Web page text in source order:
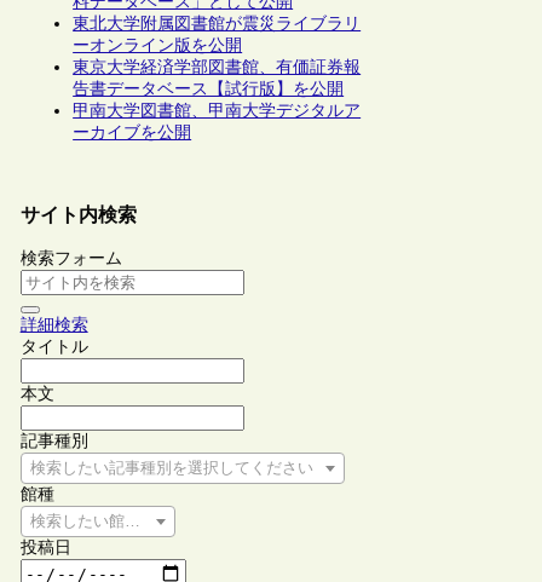
東北大学附属図書館が震災ライブラリ
ーオンライン版を公開
東京大学経済学部図書館、有価証券報
告書データベース【試行版】を公開
甲南大学図書館、甲南大学デジタルア
ーカイブを公開
サイト内検索
検索フォーム
詳細検索
タイトル
本文
記事種別
検索したい記事種別を選択してください
館種
検索したい館種を選択してください
投稿日